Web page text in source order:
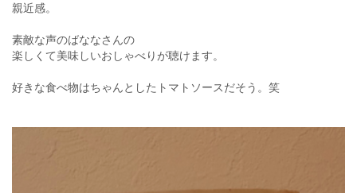
親近感。
素敵な声のばななさんの
楽しくて美味しいおしゃべりが聴けます。
好きな食べ物はちゃんとしたトマトソースだそう。笑